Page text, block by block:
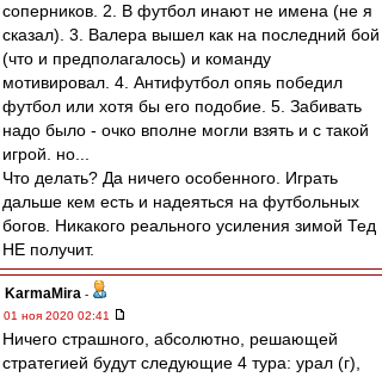
соперников. 2. В футбол инают не имена (не я
сказал). 3. Валера вышел как на последний бой
(что и предполагалось) и команду
мотивировал. 4. Антифутбол опяь победил
футбол или хотя бы его подобие. 5. Забивать
надо было - очко вполне могли взять и с такой
игрой. но...
Что делать? Да ничего особенного. Играть
дальше кем есть и надеяться на футбольных
богов. Никакого реального усиления зимой Тед
НЕ получит.
KarmaMira -
01 ноя 2020 02:41
Ничего страшного, абсолютно, решающей
стратегией будут следующие 4 тура: урал (г),